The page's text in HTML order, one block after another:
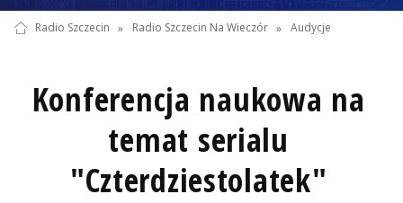
Radio Szczecin » Radio Szczecin Na Wieczór » Audycje
Konferencja naukowa na
temat serialu
"Czterdziestolatek"